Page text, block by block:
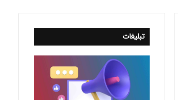
تبلیغات